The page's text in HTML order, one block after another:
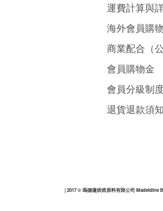
運費計算與
海外會員購
商業配合（
會員購物金
會員分級制
退貨退款須知
| 2017 © 瑪德蓮烘焙原料有限公司 Madeldine